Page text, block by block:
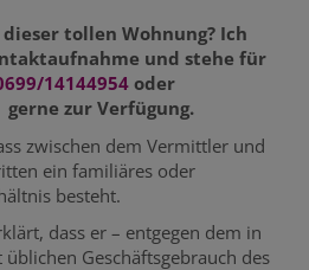
tollen Wohnung? Ich
und stehe für
14144954 oder
zur Verfügung.
zwischen dem Vermittler und
ein familiäres oder
besteht.
dass er – entgegen dem in
Geschäftsgebrauch des